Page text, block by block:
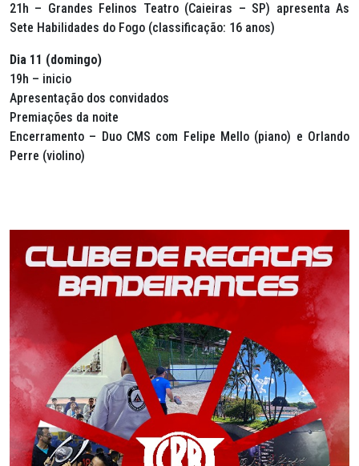
21h – Grandes Felinos Teatro (Caieiras – SP) apresenta As
Sete Habilidades do Fogo (classificação: 16 anos)
Dia 11 (domingo)
19h – inicio
Apresentação dos convidados
Premiações da noite
Encerramento – Duo CMS com Felipe Mello (piano) e Orlando
Perre (violino)